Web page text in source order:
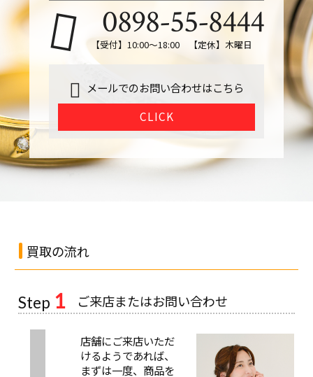
0898-55-8444
【受付】10:00〜18:00 【定休】木曜日
メールでのお問い合わせはこちら
CLICK
買取の流れ
Step 1 ご来店またはお問い合わせ
店舗にご来店いただ
けるようであれば、
まずは一度、商品を